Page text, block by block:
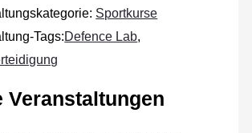
Sportkurse
Tags:Defence Lab,
Veranstaltungen